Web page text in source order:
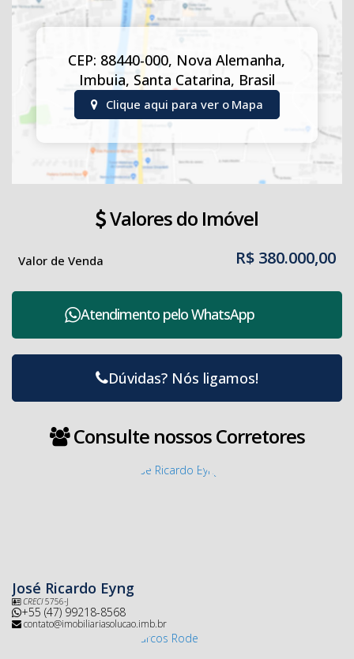
CEP: 88440-000, Nova Alemanha,
Imbuia, Santa Catarina, Brasil
Clique aqui para ver o Mapa
Valores do Imóvel
R$ 380.000,00
Valor de Venda
Atendimento peloWhatsApp
Dúvidas? Nós ligamos!
Consulte nossos Corretores
José Ricardo Eyng
CRECI5756-J
+55 (47) 99218-8568
contato@imobiliariasolucao.imb.br